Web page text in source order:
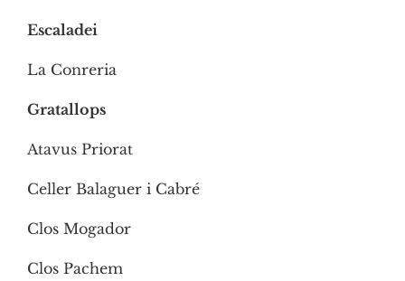
Escaladei
La Conreria
Gratallops
Atavus Priorat
Celler Balaguer i Cabré
Clos Mogador
Clos Pachem